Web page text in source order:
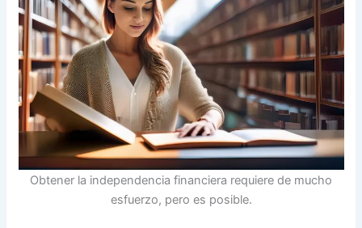
Obtener la independencia financiera requiere de mucho
esfuerzo, pero es posible.